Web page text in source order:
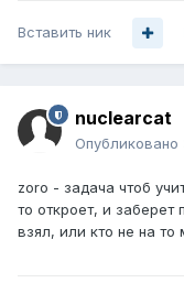
Вставить ник
nuclearcat
Опубликовано
zoro - задача чтоб
то откроет, и заберет
взял, или кто не на